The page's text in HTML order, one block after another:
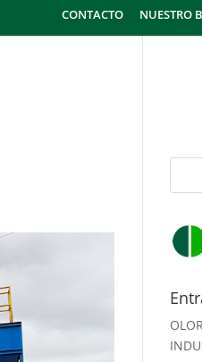
CONTACTO NUESTRO